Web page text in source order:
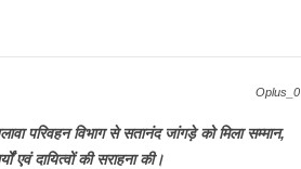
Oplus_0
परिवहन विभाग से सतानंद जांगड़े को मिला सम्मान,
एवं दायित्वों की सराहना की।